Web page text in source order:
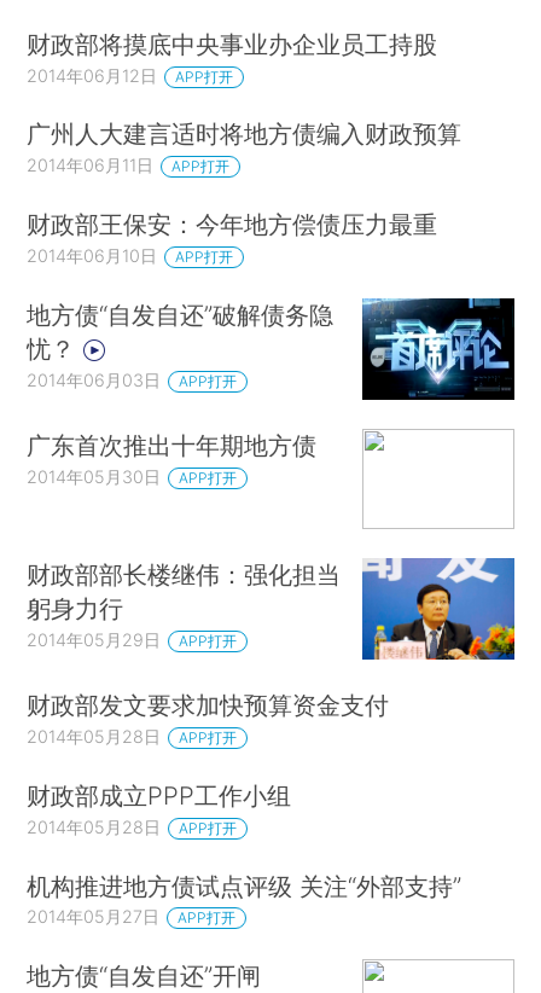
财政部将摸底中央事业办企业员工持股
2014年06月12日 APP打开
广州人大建言适时将地方债编入财政预算
2014年06月11日 APP打开
财政部王保安：今年地方偿债压力最重
2014年06月10日 APP打开
地方债“自发自还”破解债务隐
忧？
2014年06月03日 APP打开
广东首次推出十年期地方债
2014年05月30日 APP打开
财政部部长楼继伟：强化担当
躬身力行
2014年05月29日 APP打开
财政部发文要求加快预算资金支付
2014年05月28日 APP打开
财政部成立PPP工作小组
2014年05月28日 APP打开
机构推进地方债试点评级 关注“外部支持”
2014年05月27日 APP打开
地方债“自发自还”开闸